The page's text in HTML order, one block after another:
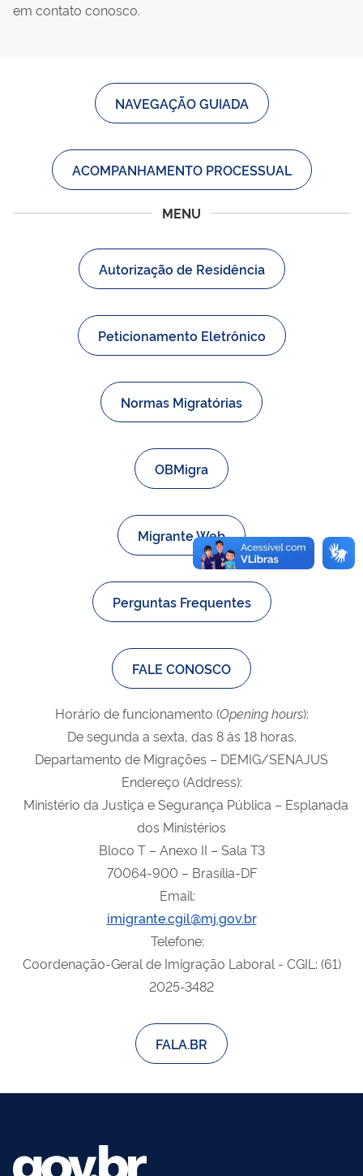
em contato conosco.
NAVEGAÇÃO GUIADA
ACOMPANHAMENTO PROCESSUAL
MENU
Autorização de Residência
Peticionamento Eletrônico
Normas Migratórias
OBMigra
Migrante Web
Perguntas Frequentes
FALE CONOSCO
Horário de funcionamento (Opening hours):
De segunda a sexta, das 8 às 18 horas.
Departamento de Migrações – DEMIG/SENAJUS
Endereço (Address):
Ministério da Justiça e Segurança Pública – Esplanada
dos Ministérios
Bloco T – Anexo II – Sala T3
70064-900 – Brasília-DF
Email:
imigrante.cgil@mj.gov.br
Telefone:
Coordenação-Geral de Imigração Laboral - CGIL: (61)
2025-3482
FALA.BR